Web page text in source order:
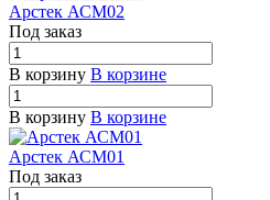
Арстек АСМ02
Под заказ
В корзину В корзине
В корзину В корзине
Арстек АСМ01
Под заказ